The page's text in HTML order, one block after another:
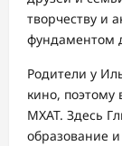
творчеству и
фундаментом
Родители у
кино, поэтому
МХАТ. Здесь
образование